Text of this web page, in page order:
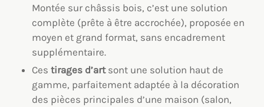
Montée sur châssis bois, c’est une solution
complète (prête à être accrochée), proposée en
moyen et grand format, sans encadrement
supplémentaire.
Ces tirages d’artsont une solution haut de
gamme, parfaitement adaptée à la décoration
des pièces principales d’une maison (salon,